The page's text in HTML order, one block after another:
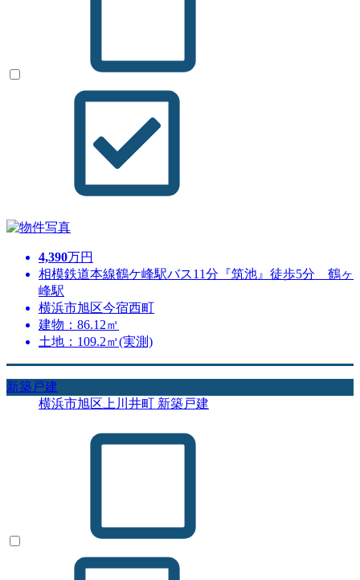
4,390万円
相模鉄道本線鶴ケ峰駅バス11分『筑池』徒歩5分 鶴ヶ
峰駅
横浜市旭区今宿西町
建物：86.12㎡
土地：109.2㎡(実測)
新築戸建
横浜市旭区上川井町 新築戸建